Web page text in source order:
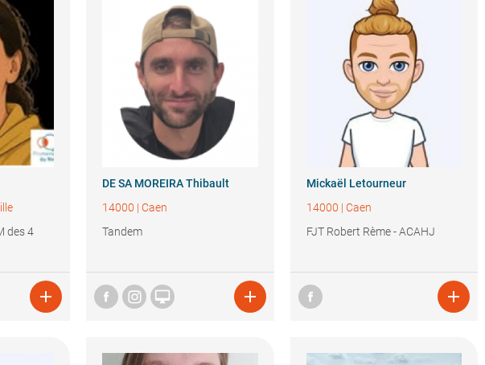
des 4

DE SA MOREIRA Thibault
14000 | Caen
Tandem
 
Mickaël Letourneur
14000 | Caen
FJT Robert Rème - ACAHJ
